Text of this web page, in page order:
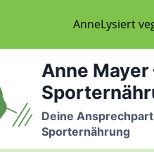
Anne
Deine
Sporternährung
AnneLysiert